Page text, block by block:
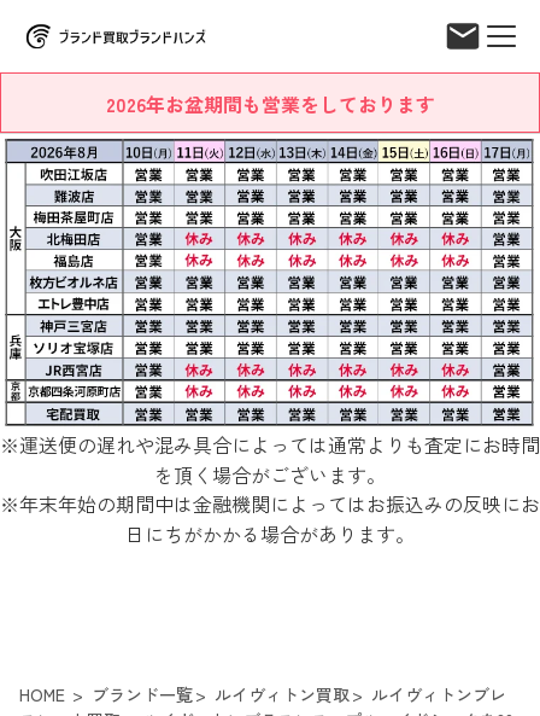
2026年お盆期間も営業をしております
※運送便の遅れや混み具合によっては通常よりも査定にお時間
を頂く場合がございます。
※年末年始の期間中は金融機関によってはお振込みの反映にお
日にちがかかる場合があります。
HOME ブランド一覧 ルイヴィトン買取
ルイヴィトンブレ